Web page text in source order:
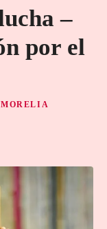
–
por el